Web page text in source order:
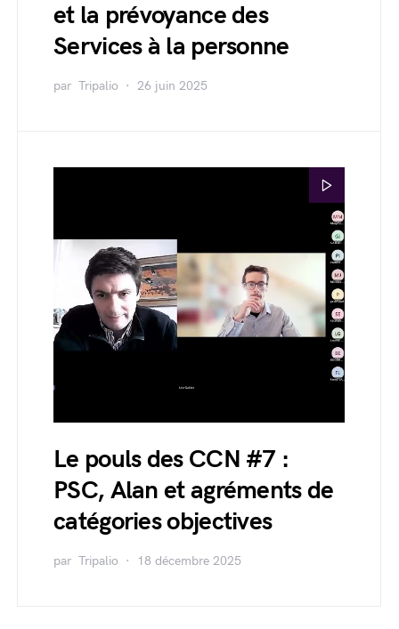
et la prévoyance des
Services à la personne
par Tripalio 26 juin 2025
Le pouls des CCN #7 :
PSC, Alan et agréments de
catégories objectives
par Tripalio 18 décembre 2025